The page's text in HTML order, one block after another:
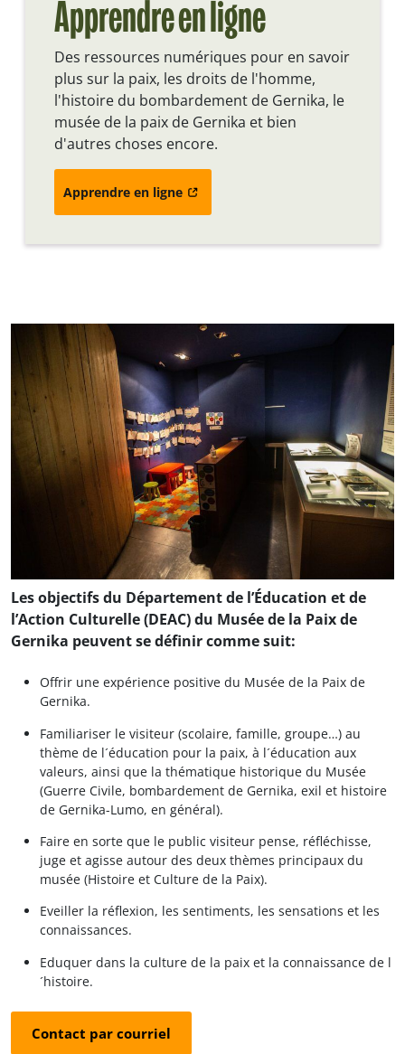
Apprendre en ligne
Des ressources numériques pour en savoir
plus sur la paix, les droits de l'homme,
l'histoire du bombardement de Gernika, le
musée de la paix de Gernika et bien
d'autres choses encore.
Apprendre en ligne
Les objectifs du Département de l’Éducation et de
l’Action Culturelle (DEAC) du Musée de la Paix de
Gernika peuvent se définir comme suit:
Offrir une expérience positive du Musée de la Paix de
Gernika.
Familiariser le visiteur (scolaire, famille, groupe…) au
thème de l´éducation pour la paix, à l´éducation aux
valeurs, ainsi que la thématique historique du Musée
(Guerre Civile, bombardement de Gernika, exil et histoire
de Gernika-Lumo, en général).
Faire en sorte que le public visiteur pense, réfléchisse,
juge et agisse autour des deux thèmes principaux du
musée (Histoire et Culture de la Paix).
Eveiller la réflexion, les sentiments, les sensations et les
connaissances.
Eduquer dans la culture de la paix et la connaissance de l
´histoire.
Contact par courriel